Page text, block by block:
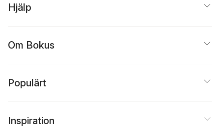
Hjälp
Om Bokus
Populärt
Inspiration